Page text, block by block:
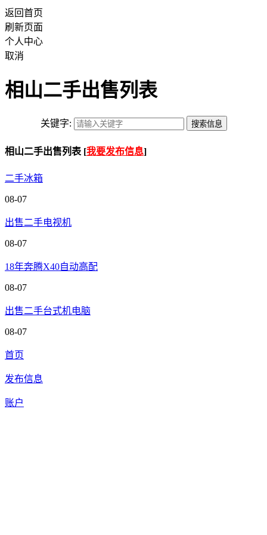
返回首页
刷新页面
个人中心
取消
相山二手出售列表
关键字:
相山二手出售列表 [我要发布信息]
二手冰箱
08-07
出售二手电视机
08-07
18年奔腾X40自动高配
08-07
出售二手台式机电脑
08-07
首页
发布信息
账户